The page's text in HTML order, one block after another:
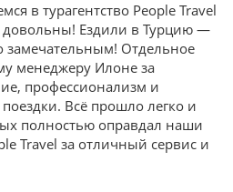
в турагентство People Travel
довольны! Ездили в Турцию —
замечательным! Отдельное
менеджеру Илоне за
профессионализм и
Всё прошло легко и
полностью оправдал наши
Travel за отличный сервис и